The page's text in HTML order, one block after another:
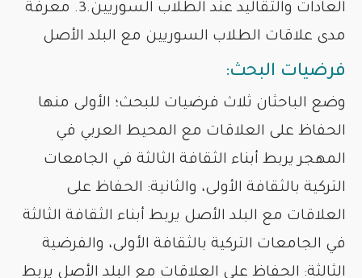
العادات والتقاليد عند الطلاب السوريين.3. معرفة
مدى علاقات الطلاب السوريين مع البلد الأصل
فرضيات البحث:
وضع الباحثان ثلاث فرضيات للبحث؛ الأولى منها
الحفاظ على العلاقات مع المحيط العربي في
المهجر يربط أبناء الثقافة الثالثة في الجامعات
التركية بالثقافة الأولى، والثانية: الحفاظ على
العلاقات مع البلد الأصل يربط أبناء الثقافة الثالثة
في الجامعات التركية بالثقافة الأولى، والفرضية
الثالثة: الحفاظ على العلاقات مع البلد الأصل يربط